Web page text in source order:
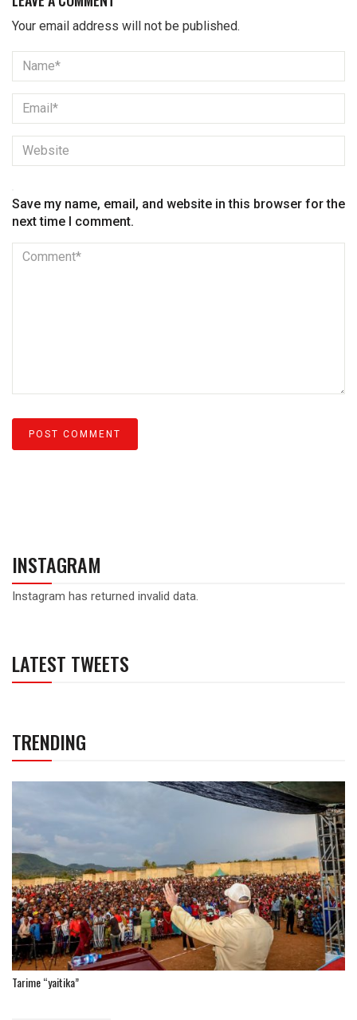
Your email address will not be published.
Save my name, email, and website in this browser for the
next time I comment.
INSTAGRAM
Instagram has returned invalid data.
LATEST TWEETS
TRENDING
Tarime “yaitika”